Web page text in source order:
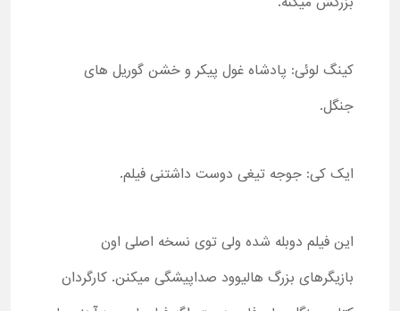
کینگ لوئی: پادشاه غول پیکر و خشن گوریل های
جنگل.
ایک کی: جوجه تیغی دوست داشتنی فیلم.
این فیلم دوبله شده ولی توی نسخه اصلی اون
بازیگرهای بزرگ هالیوود صداپیشگی میکنن. کارگردان